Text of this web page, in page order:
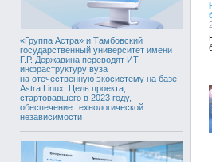
«Группа Астра» и Тамбовский
государственный университет имени
Г.Р. Державина переводят ИТ-
инфраструктуру вуза
на отечественную экосистему на базе
Astra Linux. Цель проекта,
стартовавшего в 2023 году, —
обеспечение технологической
независимости